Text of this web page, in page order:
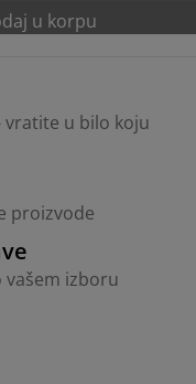
u korpu
vratite u bilo koju
proizvode
vašem izboru